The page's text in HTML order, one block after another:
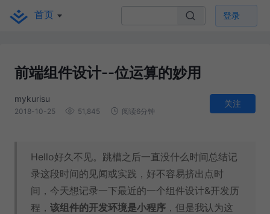
首页 登录
前端组件设计--位运算的妙用
mykurisu
2018-10-25 51,845 阅读6分钟
关注
Hello好久不见。跳槽之后一直没什么时间总结记
录这段时间的见闻或实践，好不容易挤出点时
间，今天想记录一下最近的一个组件设计&开发历
程， 该组件的开发环境是小程序 ，但是我认为这